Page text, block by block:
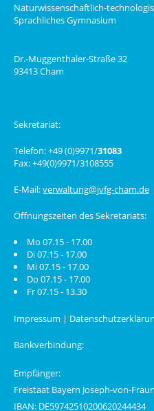
Naturwissenschaftlich-
Sprachliches Gymnasium
Dr.-Muggenthaler-Straße 32
93413 Cham
Sekretariat:
Telefon: +49 (0)9971/31083
Fax: +49(0)9971/3108555
E-Mail:verwaltung@jvfg-cham.de
Öffnungszeiten des Sekretariats:
Mo 07.15 - 17.00
Di 07.15 - 17.00
Mi 07.15 - 17.00
Do 07.15 - 17.00
Fr 07.15 - 13.30
Impressum |
Bankverbindung:
Empfänger:
Freistaat Bayern Joseph-von-
IBAN: DE59742510200620244434